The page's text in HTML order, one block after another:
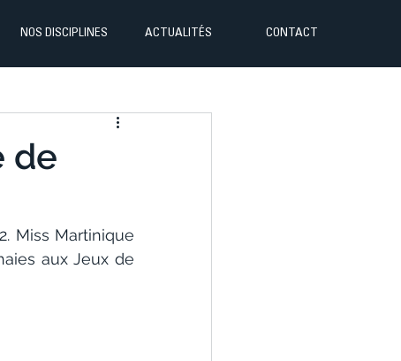
NOS DISCIPLINES ACTUALITÉS CONTACT
de
Miss Martinique
aux Jeux de